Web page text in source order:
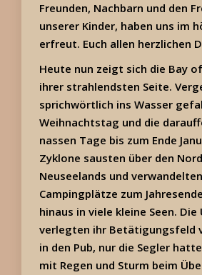
Freunden, Nachbarn und den
unserer Kinder, haben uns im
erfreut. Euch allen herzlichen
Heute nun zeigt sich die Bay
ihrer strahlendsten Seite.
sprichwörtlich ins Wasser
Weihnachtstag und die
nassen Tage bis zum Ende
Zyklone sausten über den
Neuseelands und
Campingplätze zum
hinaus in viele kleine Seen. Die
verlegten ihr Betätigungsfeld
in den Pub, nur die Segler
mit Regen und Sturm beim